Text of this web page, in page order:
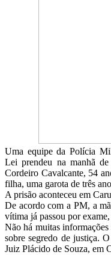
Uma equipe da Polícia
Lei prendeu na manhã
Cordeiro Cavalcante, 54
filha, uma garota de três
A prisão aconteceu em
De acordo com a PM, a
vítima já passou por
Não há muitas
sobre segredo de justiça.
Juiz Plácido de Souza, em